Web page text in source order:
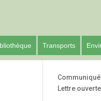
Transports
Lettre